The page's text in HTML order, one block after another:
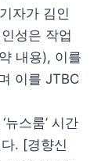
자가 김인
성은 작업
내용), 이를
이를 JTBC
스룸’ 시간
. [경향신